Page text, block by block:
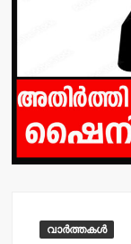
വാർത്തകൾ